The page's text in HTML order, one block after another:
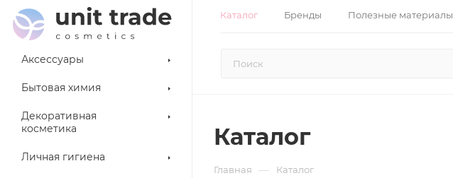
Каталог Бренды Полезные материалы
Аксессуары
Бытовая химия
Декоративная
косметика
Личная гигиена
Каталог
Главная — Каталог